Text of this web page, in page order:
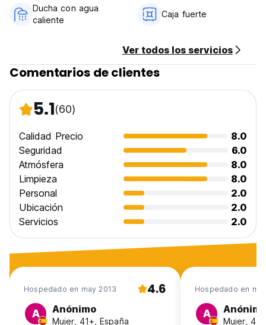
Ducha con agua
caliente
Caja fuerte
Ver todos los servicios
Comentarios de clientes
5.1(60)
Calidad Precio
8.0
Seguridad
6.0
Atmósfera
8.0
Limpieza
8.0
Personal
2.0
Ubicación
2.0
Servicios
2.0
Hospedado en may 2013 4.6
A Anónimo
Mujer, 41+, España
Hospedado en
A
Mujer,